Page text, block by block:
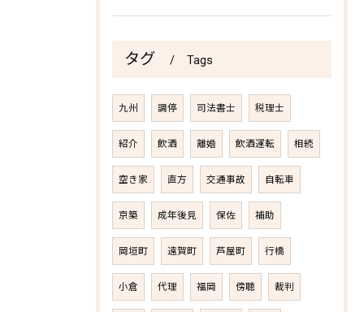
タグ Tags
九州 調停 司法書士 税理士
紹介 飲酒 離婚 飲酒運転 相続
空き家 直方 交通事故 自転車
京築 成年後見 保佐 補助
岡垣町 遠賀町 芦屋町 行橋
小倉 代理 福岡 傍聴 裁判